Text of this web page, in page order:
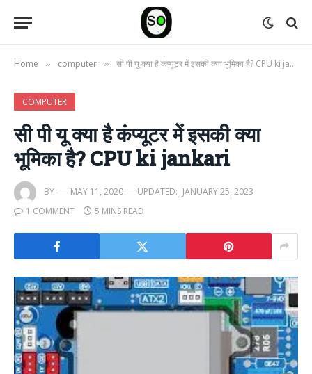
Home » computer » सी पी यू क्या है कंप्यूटर में इसकी क्या भूमिका है? CPU ki jankari
COMPUTER
सी पी यू क्या है कंप्यूटर में इसकी क्या
भूमिका है? CPU ki jankari
BY MAY 11, 2020 UPDATED: JANUARY 25, 2023
1 COMMENT
5 MINS READ